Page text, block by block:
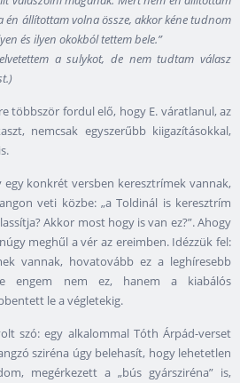
én állítottam volna össze, akkor kéne tudnom
és ilyen okokból tettem bele.”
a sulykot, de nem tudtam válasz
többször fordul elő, hogy E. váratlanul, az
nemcsak egyszerűbb kiigazításokkal,
egy konkrét versben keresztrímek vannak,
veti közbe: „a Toldinál is keresztrím
Akkor most hogy is van ez?”. Ahogy
meghűl a vér az ereimben. Idézzük fel:
vannak, hovatovább ez a leghíresebb
engem nem ez, hanem a kiabálós
le a végletekig.
szó: egy alkalommal Tóth Árpád-verset
sziréna úgy belehasít, hogy lehetetlen
megérkezett a „bús gyársziréna” is,